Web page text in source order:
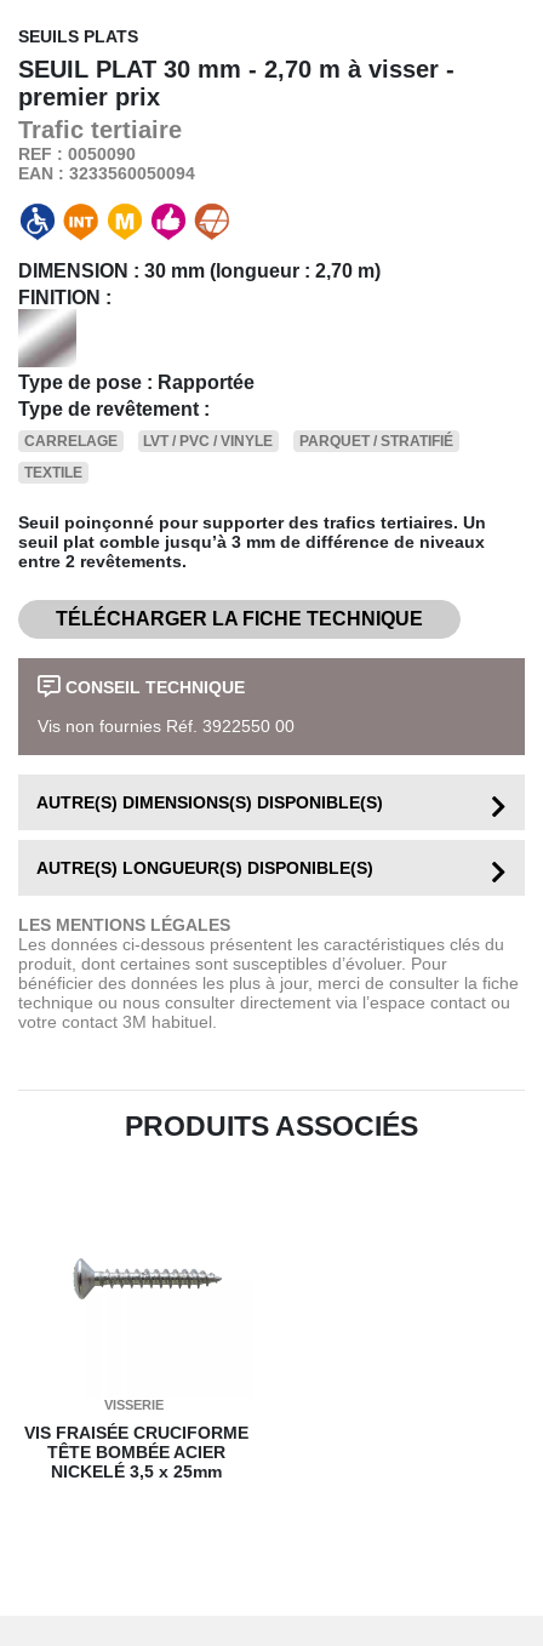
SEUILS PLATS
SEUIL PLAT 30 mm - 2,70 m à visser -
premier prix
Trafic tertiaire
REF : 0050090
EAN : 3233560050094
DIMENSION : 30 mm (longueur : 2,70 m)
FINITION :
Type de pose : Rapportée
Type de revêtement :
CARRELAGE LVT / PVC / VINYLE
PARQUET / STRATIFIÉ
TEXTILE
Seuil poinçonné pour supporter des trafics tertiaires. Un
seuil plat comble jusqu’à 3 mm de différence de niveaux
entre 2 revêtements.
TÉLÉCHARGER LA FICHE TECHNIQUE
CONSEIL TECHNIQUE
Vis non fournies Réf. 3922550 00
AUTRE(S) DIMENSIONS(S) DISPONIBLE(S)
AUTRE(S) LONGUEUR(S) DISPONIBLE(S)
LES MENTIONS LÉGALES
Les données ci-dessous présentent les caractéristiques clés du
produit, dont certaines sont susceptibles d’évoluer. Pour
bénéficier des données les plus à jour, merci de consulter la fiche
technique ou nous consulter directement via l’espace contact ou
votre contact 3M habituel.
PRODUITS ASSOCIÉS
VISSERIE
VIS FRAISÉE CRUCIFORME
TÊTE BOMBÉE ACIER
NICKELÉ3,5 x 25mm